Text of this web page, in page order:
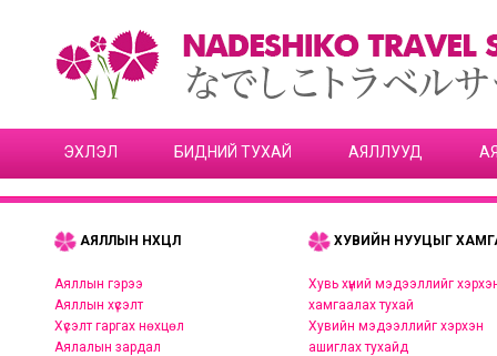
ЭХЛЭЛ БИДНИЙ ТУХАЙ АЯЛЛУУД
АЯЛЛЫН НӨХЦӨЛ
Аяллын гэрээ
Аяллын хүсэлт
Хүсэлт гаргах нөхцөл
Аялалын зардал
ХУВИЙН НУУЦЫГ
Хувь хүний мэдээллийг
хамгаалах тухай
Хувийн мэдээллийг хэрхэн
ашиглах тухайд